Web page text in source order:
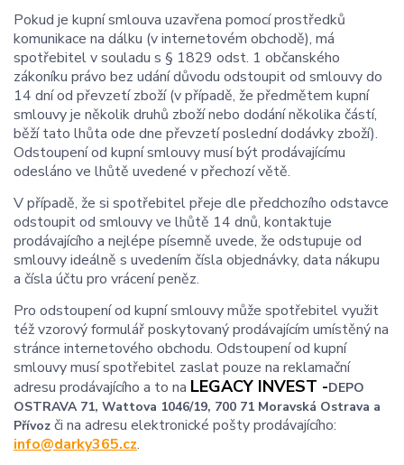
Pokud je kupní smlouva uzavřena pomocí prostředků
komunikace na dálku (v internetovém obchodě), má
spotřebitel v souladu s § 1829 odst. 1 občanského
zákoníku právo bez udání důvodu odstoupit od smlouvy do
14 dní od převzetí zboží (v případě, že předmětem kupní
smlouvy je několik druhů zboží nebo dodání několika částí,
běží tato lhůta ode dne převzetí poslední dodávky zboží).
Odstoupení od kupní smlouvy musí být prodávajícímu
odesláno ve lhůtě uvedené v přechozí větě.
V případě, že si spotřebitel přeje dle předchozího odstavce
odstoupit od smlouvy ve lhůtě 14 dnů, kontaktuje
prodávajícího a nejlépe písemně uvede, že odstupuje od
smlouvy ideálně s uvedením čísla objednávky, data nákupu
a čísla účtu pro vrácení peněz.
Pro odstoupení od kupní smlouvy může spotřebitel využit
též vzorový formulář poskytovaný prodávajícím umístěný na
stránce internetového obchodu. Odstoupení od kupní
smlouvy musí spotřebitel zaslat pouze na reklamační
adresu prodávajícího a to na LEGACY INVEST -DEPO
OSTRAVA 71, Wattova 1046/19, 700 71 Moravská Ostrava a
Přívoz či na adresu elektronické pošty prodávajícího:
info@darky365.cz.